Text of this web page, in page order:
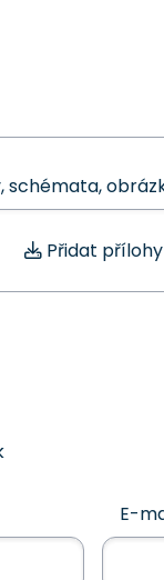
schémata,
Přidat přílohy
E-